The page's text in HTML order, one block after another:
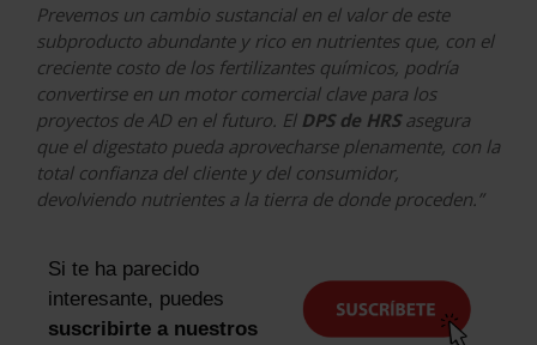
Prevemos un cambio sustancial en el valor de este
subproducto abundante y rico en nutrientes que, con el
creciente costo de los fertilizantes químicos, podría
convertirse en un motor comercial clave para los
proyectos de AD en el futuro. El DPS de HRSasegura
que el digestato pueda aprovecharse plenamente, con la
total confianza del cliente y del consumidor,
devolviendo nutrientes a la tierra de donde proceden.”
Si te ha parecido
interesante, puedes
suscribirte a nuestros